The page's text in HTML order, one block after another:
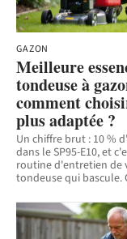
GAZON
Meilleure
tondeuse à
comment
plus adaptée ?
Un chiffre brut : 10 %
dans le SP95-E10, et
routine d'entretien de
tondeuse qui bascule.